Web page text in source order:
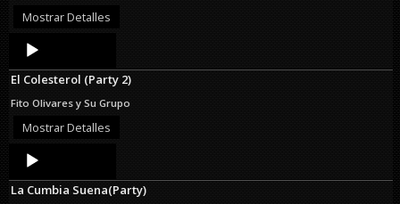
Mostrar Detalles
Audio
Player
El Colesterol (Party 2)
Fito Olivares y Su Grupo
Mostrar Detalles
Audio
Player
La Cumbia Suena(Party)